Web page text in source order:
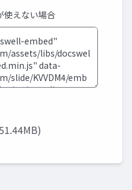
使えない場合